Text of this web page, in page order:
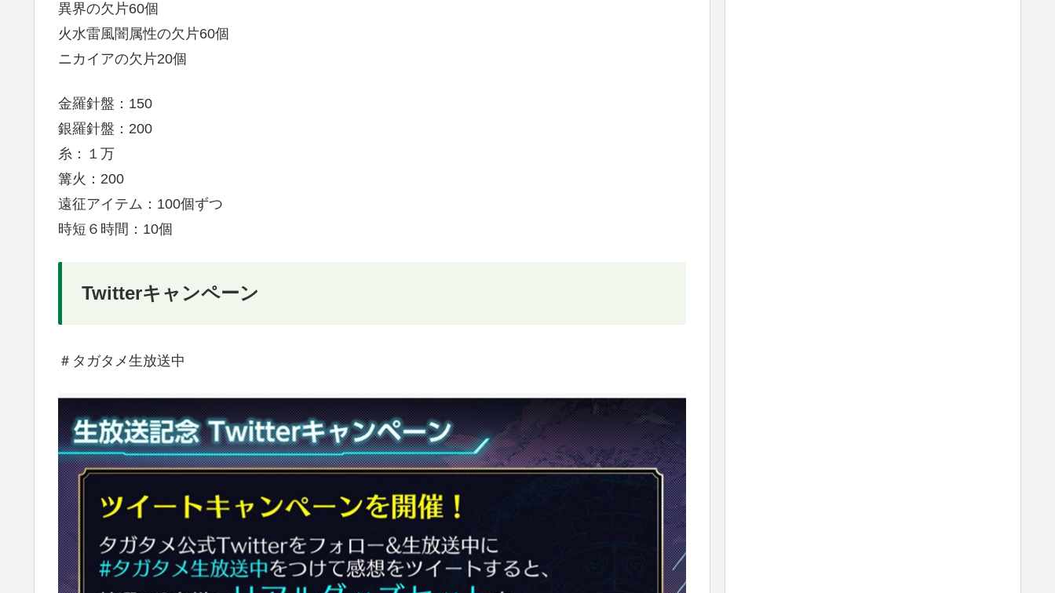
異界の欠片60個
火水雷風闇属性の欠片60個
ニカイアの欠片20個
金羅針盤：150
銀羅針盤：200
糸：１万
篝火：200
遠征アイテム：100個ずつ
時短６時間：10個
Twitterキャンペーン
＃タガタメ生放送中